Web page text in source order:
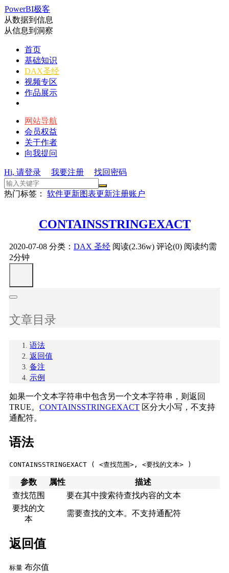
PowerBI极客
从数据到信息
从信息到洞察
首页
基础知识
DAX圣经
视频专区
作品展示
网站导航
会员权益
关于作者
向我提问
Hi, 请登录 我要注册 找回密码
热门标签： 软件更新图表更新注册账户
CONTAINSSTRINGEXACT
2020-07-08 分类： DAX 圣经 阅读(2.36w) 评论(0) 阅读约需
2分钟
文章目录
语法
返回值
备注
示例
如果一个文本字符串中包含另一个文本字符串，则返回
TRUE。 CONTAINSSTRINGEXACT 区分大小写，不支持
通配符。
语法
CONTAINSSTRINGEXACT ( <查找范围>, <要找的文本> )
参数 属性
描述
查找范围
要在其中搜索待查找内容的文本
要找的文
本
需要查找的文本。不支持通配符
返回值
标量 布尔值